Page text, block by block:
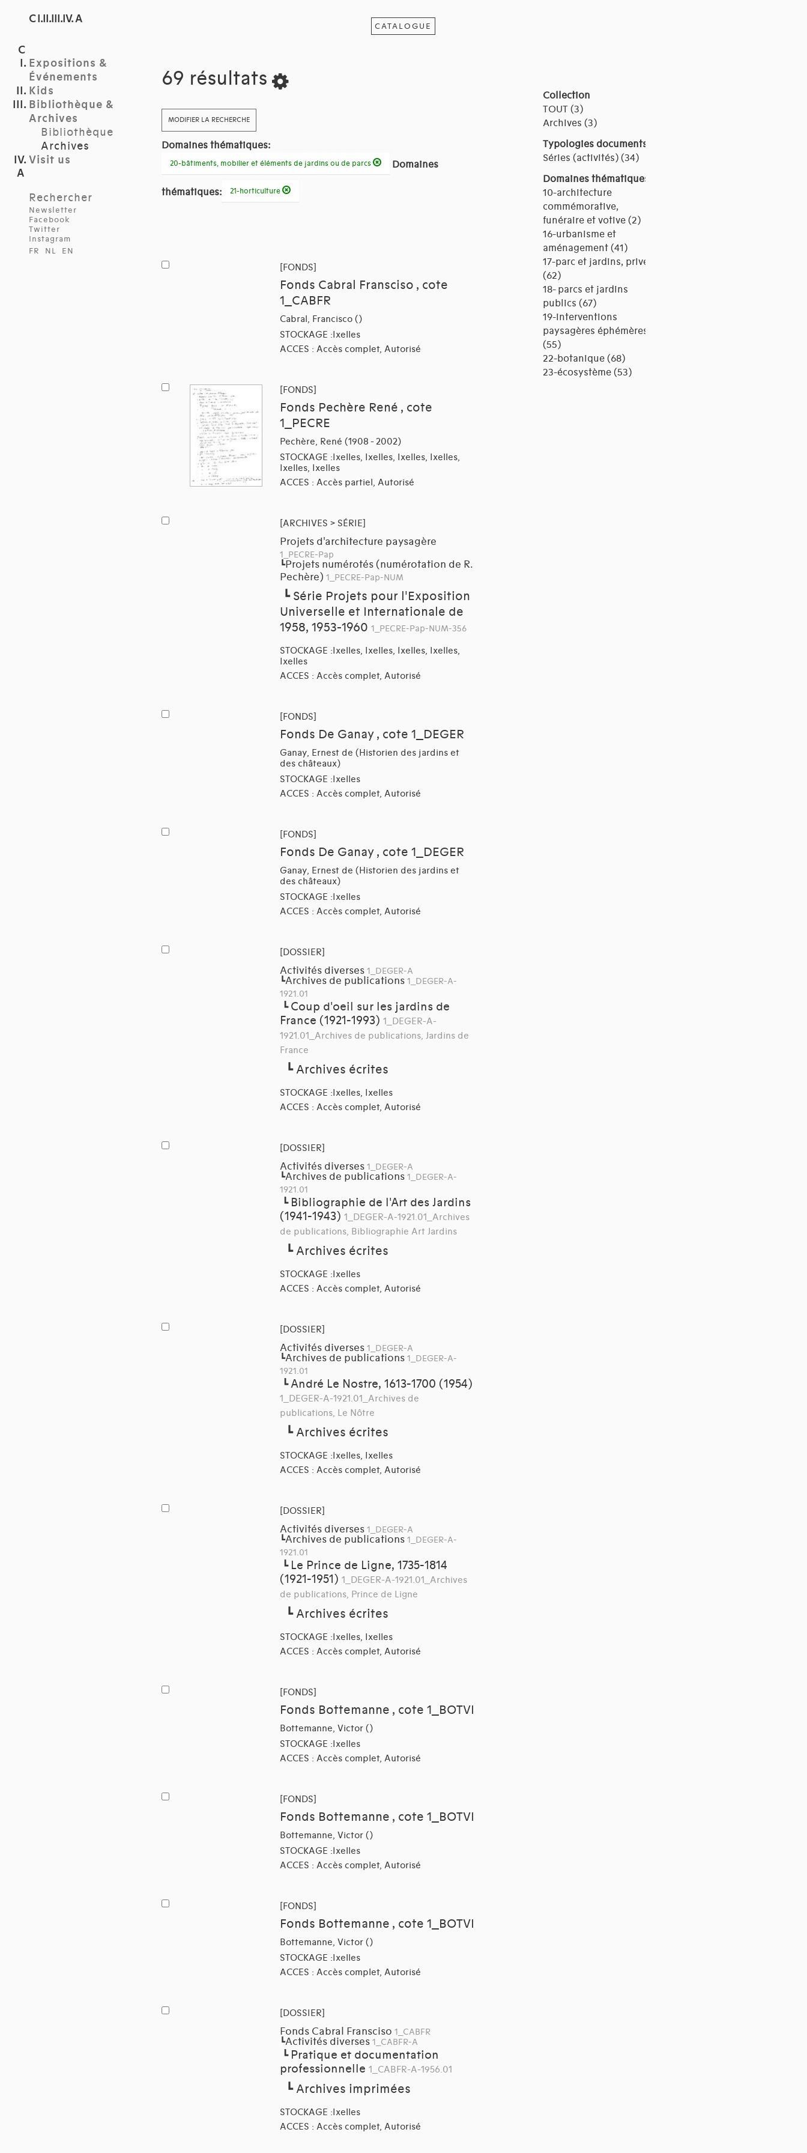
C I.II.III.IV. A
Expositions &
Événements
Kids
Bibliothèque &
Archives
Bibliothèque
Archives
Visit us
Rechercher
Newsletter
Facebook
Twitter
Instagram
FR
NL EN
CATALOGUE
69 résultats
MODIFIER LA RECHERCHE
Domaines thématiques:
20-bâtiments, mobilier et éléments de jardins ou de parcs Domaines
thématiques: 21-horticulture
[FONDS]
Fonds Cabral Fransciso , cote
1_CABFR
Cabral, Francisco ()
STOCKAGE :Ixelles
ACCES : Accès complet, Autorisé
[FONDS]
Fonds Pechère René , cote
1_PECRE
Pechère, René (1908 - 2002)
STOCKAGE :Ixelles, Ixelles, Ixelles, Ixelles,
Ixelles, Ixelles
ACCES : Accès partiel, Autorisé
[ARCHIVES > SÉRIE]
Projets d'architecture paysagère
1_PECRE-Pap
┗Projets numérotés (numérotation de R.
Pechère) 1_PECRE-Pap-NUM
┗ Série Projets pour l'Exposition
Universelle et Internationale de
1958, 1953-1960 1_PECRE-Pap-NUM-356
STOCKAGE :Ixelles, Ixelles, Ixelles, Ixelles,
Ixelles
ACCES : Accès complet, Autorisé
[FONDS]
Fonds De Ganay , cote 1_DEGER
Ganay, Ernest de (Historien des jardins et
des châteaux)
STOCKAGE :Ixelles
ACCES : Accès complet, Autorisé
[FONDS]
Fonds De Ganay , cote 1_DEGER
Ganay, Ernest de (Historien des jardins et
des châteaux)
STOCKAGE :Ixelles
ACCES : Accès complet, Autorisé
[DOSSIER]
Activités diverses 1_DEGER-A
┗Archives de publications 1_DEGER-A-
1921.01
┗Coup d'oeil sur les jardins de
France (1921-1993) 1_DEGER-A-
1921.01_Archives de publications, Jardins de
France
┗Archives écrites
STOCKAGE :Ixelles, Ixelles
ACCES : Accès complet, Autorisé
[DOSSIER]
Activités diverses 1_DEGER-A
┗Archives de publications 1_DEGER-A-
1921.01
┗ Bibliographie de l'Art des Jardins
(1941-1943) 1_DEGER-A-1921.01_Archives
de publications, Bibliographie Art Jardins
┗Archives écrites
STOCKAGE :Ixelles
ACCES : Accès complet, Autorisé
[DOSSIER]
Activités diverses 1_DEGER-A
┗Archives de publications 1_DEGER-A-
1921.01
┗André Le Nostre, 1613-1700 (1954)
1_DEGER-A-1921.01_Archives de
publications, Le Nôtre
┗Archives écrites
STOCKAGE :Ixelles, Ixelles
ACCES : Accès complet, Autorisé
[DOSSIER]
Activités diverses 1_DEGER-A
┗Archives de publications 1_DEGER-A-
1921.01
┗ Le Prince de Ligne, 1735-1814
(1921-1951) 1_DEGER-A-1921.01_Archives
de publications, Prince de Ligne
┗Archives écrites
STOCKAGE :Ixelles, Ixelles
ACCES : Accès complet, Autorisé
[FONDS]
Fonds Bottemanne , cote 1_BOTVI
Bottemanne, Victor ()
STOCKAGE :Ixelles
ACCES : Accès complet, Autorisé
[FONDS]
Fonds Bottemanne , cote 1_BOTVI
Bottemanne, Victor ()
STOCKAGE :Ixelles
ACCES : Accès complet, Autorisé
[FONDS]
Fonds Bottemanne , cote 1_BOTVI
Bottemanne, Victor ()
STOCKAGE :Ixelles
ACCES : Accès complet, Autorisé
[DOSSIER]
Fonds Cabral Fransciso 1_CABFR
┗Activités diverses 1_CABFR-A
┗ Pratique et documentation
professionnelle 1_CABFR-A-1956.01
┗Archives imprimées
STOCKAGE :Ixelles
ACCES : Accès complet, Autorisé
Collection
TOUT (3)
Archives (3)
Typologies documents
Séries (activités) (34)
Domaines thématiques
10-architecture
commémorative,
funéraire et votive (2)
16-urbanisme et
aménagement (41)
17-parc et jardins, privés
(62)
18- parcs et jardins
publics (67)
19-interventions
paysagères éphémères
(55)
22-botanique (68)
23-écosystème (53)